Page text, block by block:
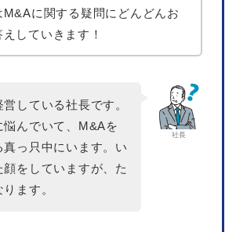
M&Aに関する疑問にどんどんお
えしていきます！
社長
している社長です。
悩んでいて、M&Aを
真っ只中にいます。い
をしていますが、た
ます。